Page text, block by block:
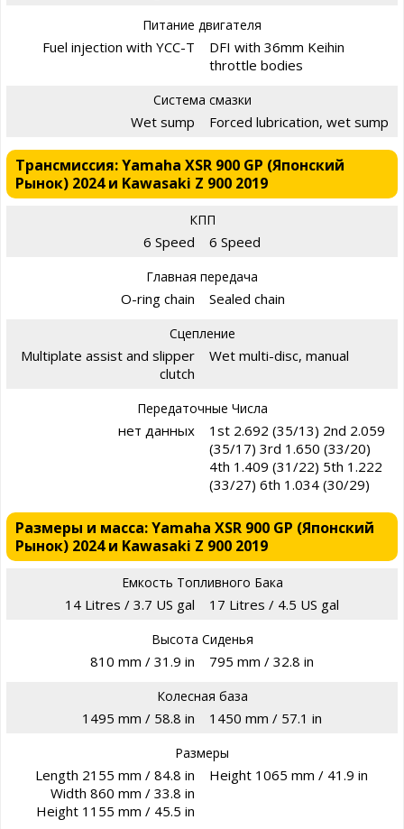
Питание двигателя
Fuel injection with YCC-T
DFI with 36mm Keihin
throttle bodies
Система смазки
Wet sump Forced lubrication, wet sump
Трансмиссия: Yamaha XSR 900 GP (Японский
Рынок) 2024 и Kawasaki Z 900 2019
КПП
6 Speed 6 Speed
Главная передача
O-ring chain Sealed chain
Сцепление
Multiplate assist and slipper
clutch
Wet multi-disc, manual
Передаточные Числа
нет данных
1st 2.692 (35/13) 2nd 2.059
(35/17) 3rd 1.650 (33/20)
4th 1.409 (31/22) 5th 1.222
(33/27) 6th 1.034 (30/29)
Размеры и масса: Yamaha XSR 900 GP (Японский
Рынок) 2024 и Kawasaki Z 900 2019
Емкость Топливного Бака
14 Litres / 3.7 US gal 17 Litres / 4.5 US gal
Высота Сиденья
810 mm / 31.9 in 795 mm / 32.8 in
Колесная база
1495 mm / 58.8 in 1450 mm / 57.1 in
Размеры
Length 2155 mm / 84.8 in
Width 860 mm / 33.8 in
Height 1155 mm / 45.5 in
Height 1065 mm / 41.9 in